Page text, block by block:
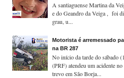
A santiaguense Martina da
e do Geandro da Veiga , foi
grau, u...
Motorista é arremessado
na BR 287
No início da tarde do sábado
(PRF) atendeu um acidente
trevo em São Borja...